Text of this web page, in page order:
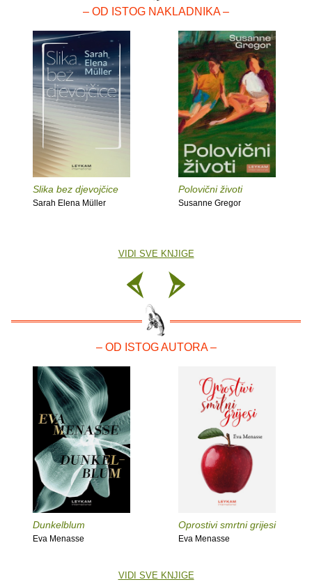
– OD ISTOG NAKLADNIKA –
Slika bez djevojčice
Sarah Elena Müller
Polovični životi
Susanne Gregor
VIDI SVE KNJIGE
– OD ISTOG AUTORA –
Dunkelblum
Eva Menasse
Oprostivi smrtni grijesi
Eva Menasse
VIDI SVE KNJIGE